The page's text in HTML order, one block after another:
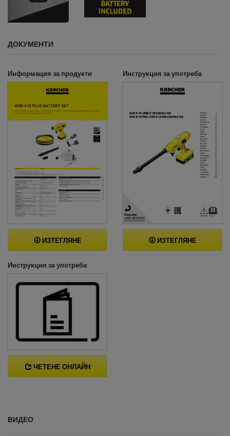
ДОКУМЕНТИ
Информация за продукти
ИЗТЕГЛЯНЕ
Инструкция за употреба
ИЗТЕГЛЯНЕ
Инструкция за употреба
ЧЕТЕНЕ ОНЛАЙН
ВИДЕО